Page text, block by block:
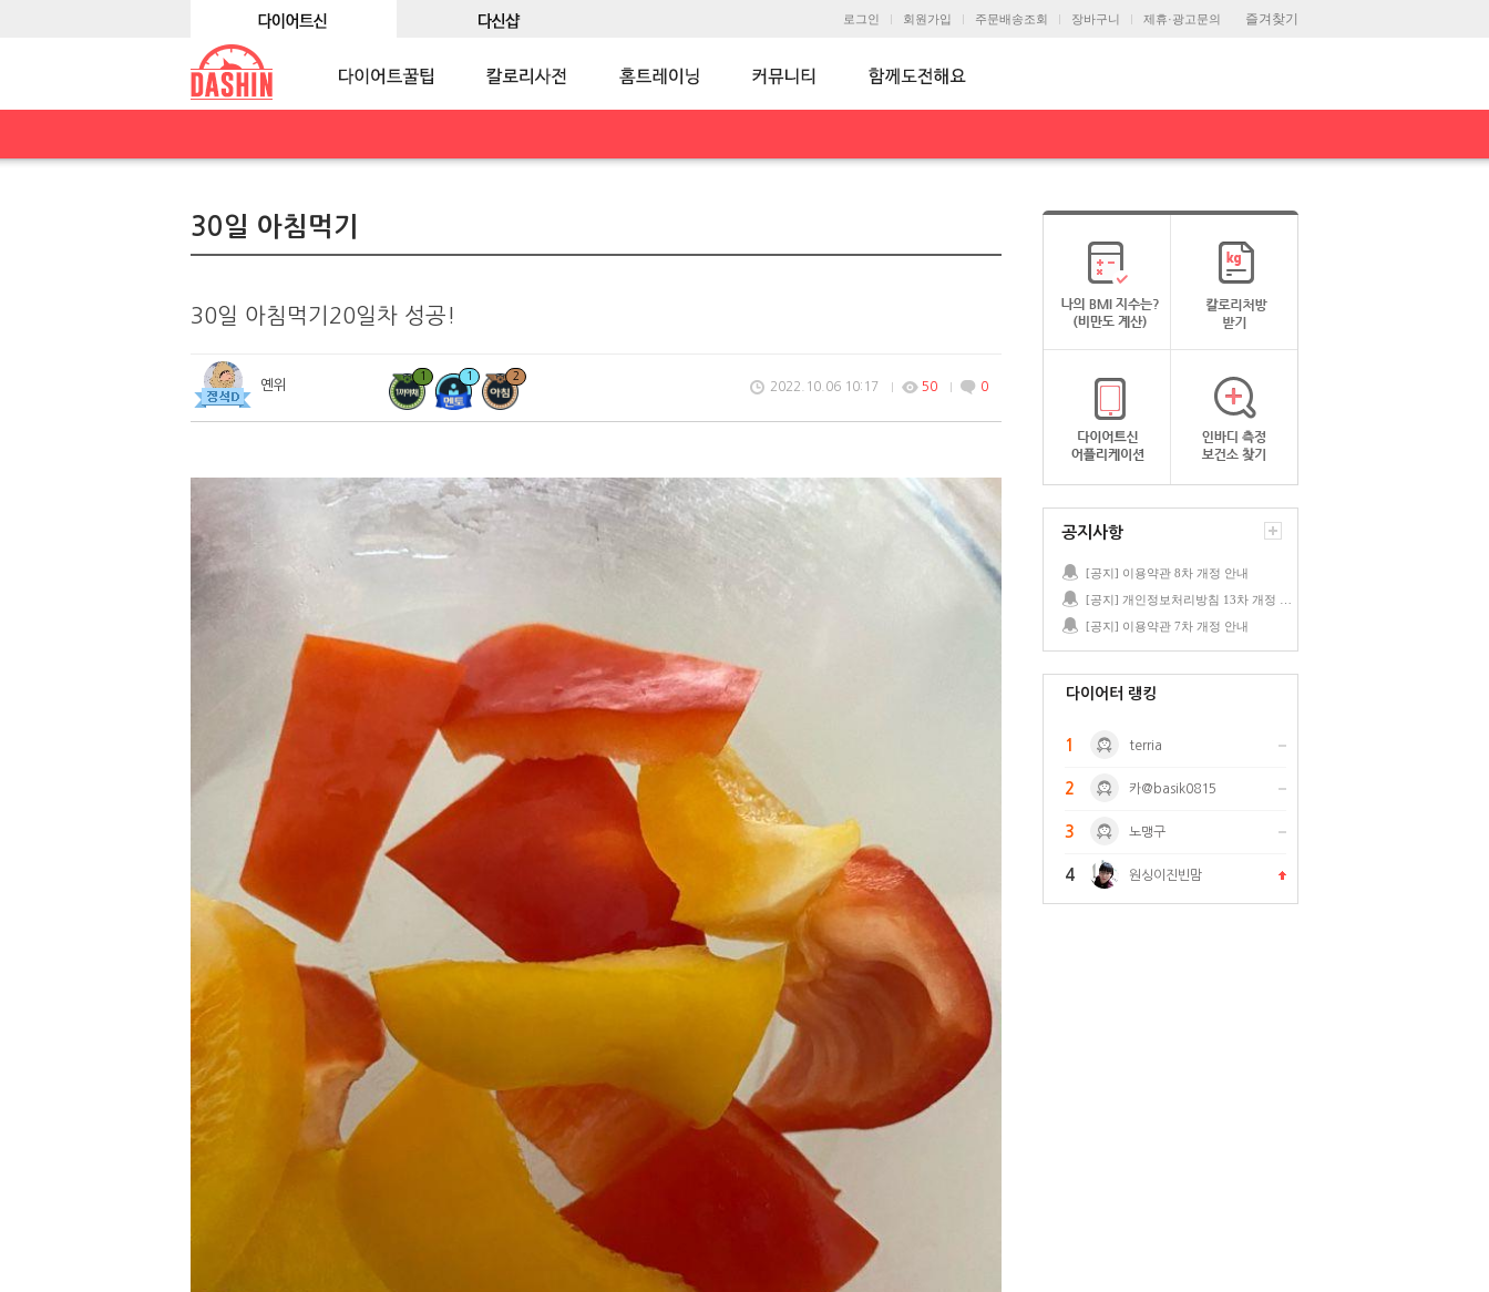
즐겨찾기
로그인 회원가입 주문배송조회 장바구니 제휴·광고문의
30일 아침먹기
30일 아침먹기20일차 성공!
옌위
1 1 2
2022.10.06 10:17 50 0
공지사항
[공지] 이용약관 8차 개정 안내
[공지] 이용약관 7차 개정 안내
다이어터 랭킹
1 terria
2 카@basik0815
3 노맹구
4 원싱이진빈맘